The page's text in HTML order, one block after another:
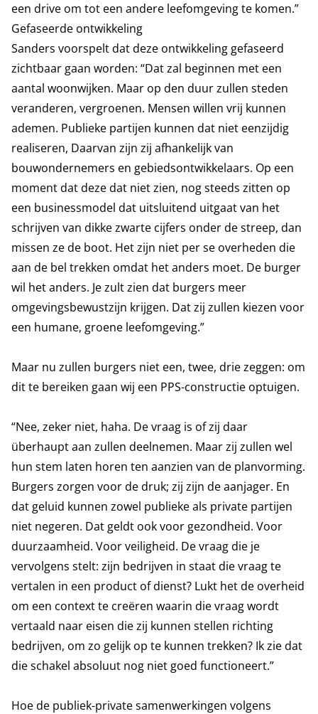
een drive om tot een andere leefomgeving te komen.”
Gefaseerde ontwikkeling
Sanders voorspelt dat deze ontwikkeling gefaseerd
zichtbaar gaan worden: “Dat zal beginnen met een
aantal woonwijken. Maar op den duur zullen steden
veranderen, vergroenen. Mensen willen vrij kunnen
ademen. Publieke partijen kunnen dat niet eenzijdig
realiseren, Daarvan zijn zij afhankelijk van
bouwondernemers en gebiedsontwikkelaars. Op een
moment dat deze dat niet zien, nog steeds zitten op
een businessmodel dat uitsluitend uitgaat van het
schrijven van dikke zwarte cijfers onder de streep, dan
missen ze de boot. Het zijn niet per se overheden die
aan de bel trekken omdat het anders moet. De burger
wil het anders. Je zult zien dat burgers meer
omgevingsbewustzijn krijgen. Dat zij zullen kiezen voor
een humane, groene leefomgeving.”
Maar nu zullen burgers niet een, twee, drie zeggen: om
dit te bereiken gaan wij een PPS-constructie optuigen.
“Nee, zeker niet, haha. De vraag is of zij daar
überhaupt aan zullen deelnemen. Maar zij zullen wel
hun stem laten horen ten aanzien van de planvorming.
Burgers zorgen voor de druk; zij zijn de aanjager. En
dat geluid kunnen zowel publieke als private partijen
niet negeren. Dat geldt ook voor gezondheid. Voor
duurzaamheid. Voor veiligheid. De vraag die je
vervolgens stelt: zijn bedrijven in staat die vraag te
vertalen in een product of dienst? Lukt het de overheid
om een context te creëren waarin die vraag wordt
vertaald naar eisen die zij kunnen stellen richting
bedrijven, om zo gelijk op te kunnen trekken? Ik zie dat
die schakel absoluut nog niet goed functioneert.”
Hoe de publiek-private samenwerkingen volgens